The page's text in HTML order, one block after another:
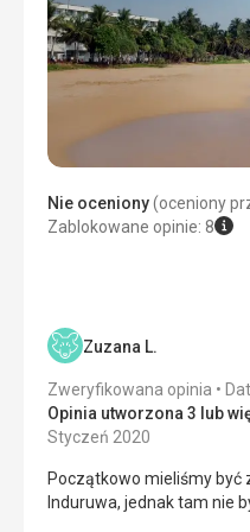
Zakwaterowanie
Dobry
Usługi
Sprzątane codziennie,
ręcznika, mydła i
Ta recenzja została
Nie oceniony(oceniony
Zablokowane opinie: 8
Zuzana L.
Zweryfikowana opinia
Opinia utworzona 3 lub
Styczeń 2020
Początkowo mieliśmy
Induruwa, jednak tam nie